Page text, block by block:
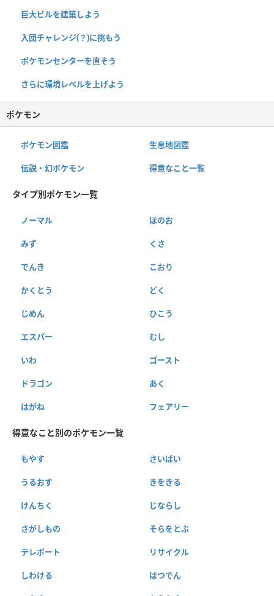
巨大ビルを建築しよう
入団チャレンジ(？)に挑もう
ポケモンセンターを直そう
さらに環境レベルを上げよう
ポケモン
ポケモン図鑑 生息地図鑑
伝説・幻ポケモン 得意なこと一覧
タイプ別ポケモン一覧
ノーマル ほのお
みず くさ
でんき こおり
かくとう どく
じめん ひこう
エスパー むし
いわ ゴースト
ドラゴン あく
はがね フェアリー
得意なこと別のポケモン一覧
もやす さいばい
うるおす きをきる
けんちく じならし
さがしもの そらをとぶ
テレポート リサイクル
しわける はつでん